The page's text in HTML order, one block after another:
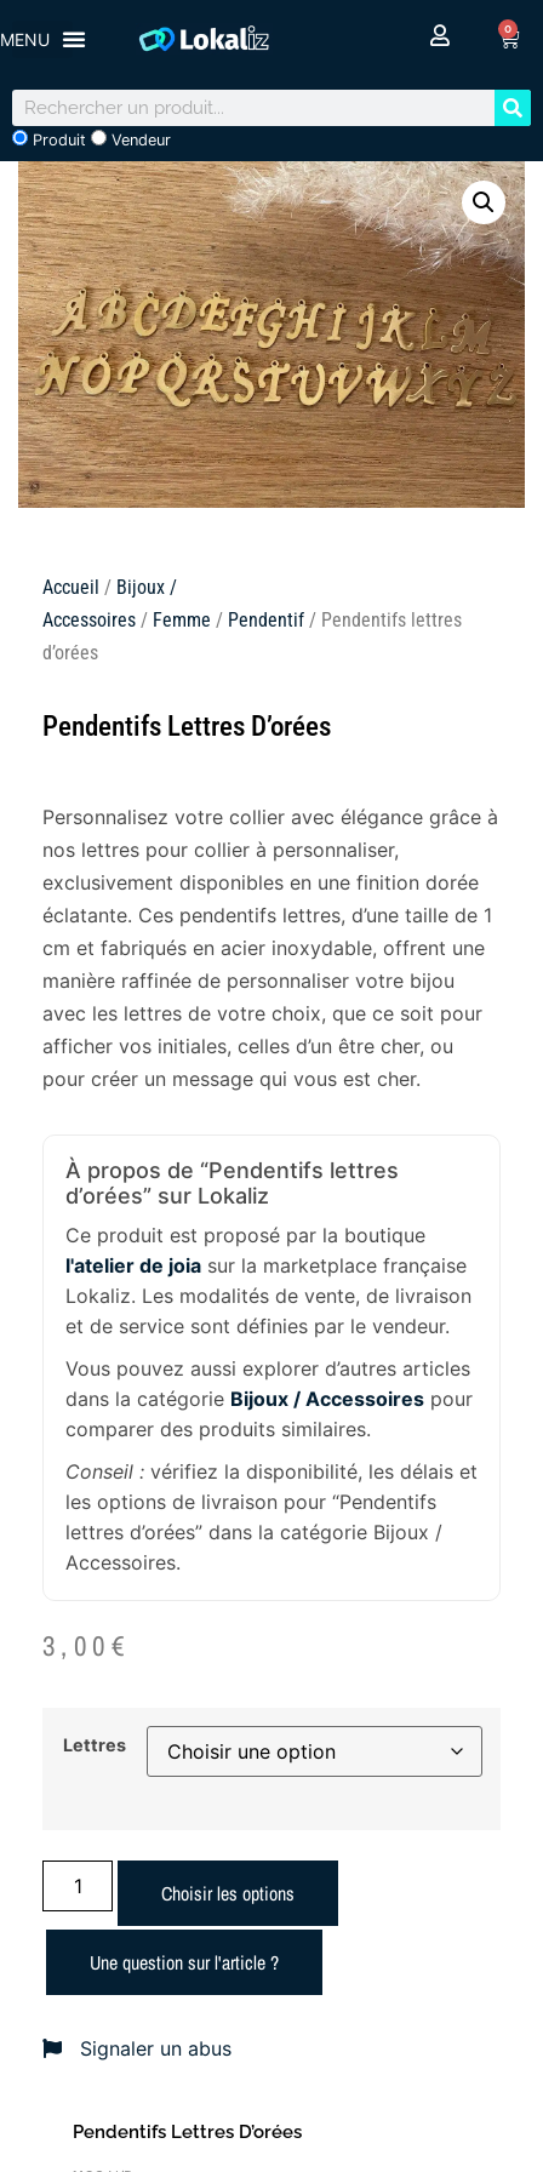
0
Produit Vendeur
Accueil / Bijoux /
Accessoires / Femme / Pendentif / Pendentifs lettres
d’orées
Pendentifs Lettres D’orées
Personnalisez votre collier avec élégance grâce à
nos lettres pour collier à personnaliser,
exclusivement disponibles en une finition dorée
éclatante. Ces pendentifs lettres, d’une taille de 1
cm et fabriqués en acier inoxydable, offrent une
manière raffinée de personnaliser votre bijou
avec les lettres de votre choix, que ce soit pour
afficher vos initiales, celles d’un être cher, ou
pour créer un message qui vous est cher.
À propos de “Pendentifs lettres
d’orées” sur Lokaliz
Ce produit est proposé par la boutique
l'atelier de joia sur la marketplace française
Lokaliz. Les modalités de vente, de livraison
et de service sont définies par le vendeur.
Vous pouvez aussi explorer d’autres articles
dans la catégorie Bijoux / Accessoires pour
comparer des produits similaires.
Conseil : vérifiez la disponibilité, les délais et
les options de livraison pour “Pendentifs
lettres d’orées” dans la catégorie Bijoux /
Accessoires.
3,00€
Lettres
Choisir les options
Une question sur l'article ?
Signaler un abus
Pendentifs Lettres D’orées